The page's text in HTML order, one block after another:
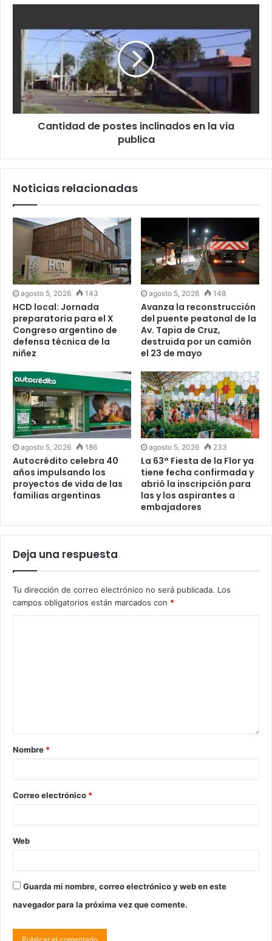
Cantidad de postes inclinados en la via
publica
Noticias relacionadas
agosto 5, 2026 143
HCD local: Jornada
preparatoria para el X
Congreso argentino de
defensa técnica de la
niñez
agosto 5, 2026 148
Avanza la reconstrucción
del puente peatonal de la
Av. Tapia de Cruz,
destruida por un camión
el 23 de mayo
agosto 5, 2026 186
Autocrédito celebra 40
años impulsando los
proyectos de vida de las
familias argentinas
agosto 5, 2026 233
La 63° Fiesta de la Flor ya
tiene fecha confirmada y
abrió la inscripción para
las y los aspirantes a
embajadores
Deja una respuesta
Tu dirección de correo electrónico no será publicada. Los
campos obligatorios están marcados con *
Nombre *
Correo electrónico *
Web
Guarda mi nombre, correo electrónico y web en este
navegador para la próxima vez que comente.